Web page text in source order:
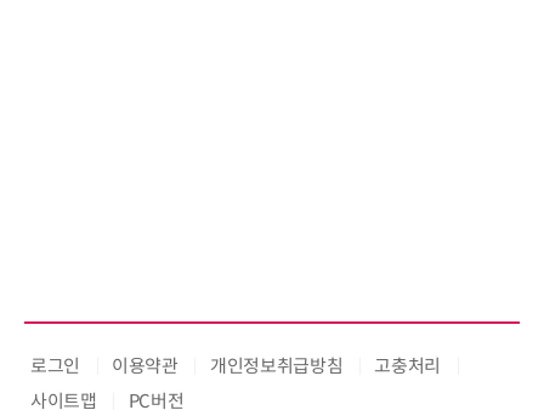
로그인 이용약관 개인정보취급방침
고충처리
사이트맵
PC버전